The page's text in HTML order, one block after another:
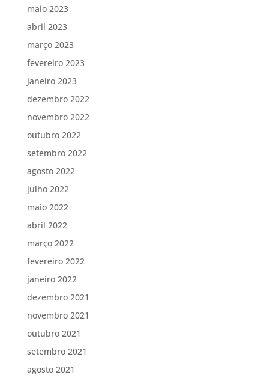
maio 2023
abril 2023
março 2023
fevereiro 2023
janeiro 2023
dezembro 2022
novembro 2022
outubro 2022
setembro 2022
agosto 2022
julho 2022
maio 2022
abril 2022
março 2022
fevereiro 2022
janeiro 2022
dezembro 2021
novembro 2021
outubro 2021
setembro 2021
agosto 2021